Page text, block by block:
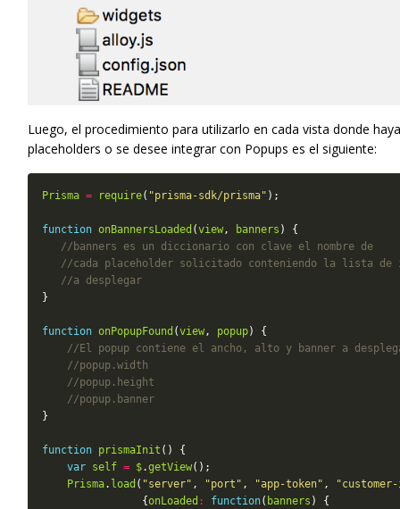
Luego, el procedimiento para utilizarlo en cada vista donde
placeholders o se desee integrar con Popups es el siguiente:
Prisma = require( "prisma-sdk/prisma"
function onBannersLoaded (view, banners
function onPopupFound (view, popup
function prismaInit
var self = $.getView
Prisma. load ( "server" , "port" , "app-token" ,
                {
onLoaded : function( banners